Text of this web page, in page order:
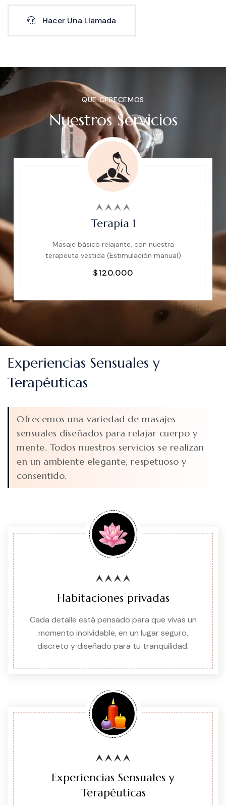
Hacer Una Llamada
QUE OFRECEMOS
Nuestros Servicios
Terapia 1
Masaje básico relajante, con nuestra
terapeuta vestida (Estimulación manual)
$120.000
Experiencias Sensuales y
Terapéuticas
Ofrecemos una variedad de masajes
sensuales diseñados para relajar cuerpo y
mente. Todos nuestros servicios se realizan
en un ambiente elegante, respetuoso y
consentido.
Habitaciones privadas
Cada detalle está pensado para que vivas un
momento inolvidable, en un lugar seguro,
discreto y diseñado para tu tranquilidad.
Experiencias Sensuales y
Terapéuticas